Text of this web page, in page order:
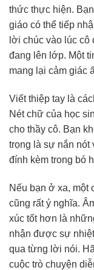
thức thực hiện.
giáo có thể tiếp
lời chúc vào lúc cô
đang lên lớp. Một
mang lại cảm giác
Viết thiệp tay là
Nét chữ của học
cho thầy cô. Bạn
trọng là sự nắn nót
đính kèm trong bó
Nếu bạn ở xa, một
cũng rất ý nghĩa.
xúc tốt hơn là
nhận được sự
qua từng lời nói.
cuộc trò chuyện